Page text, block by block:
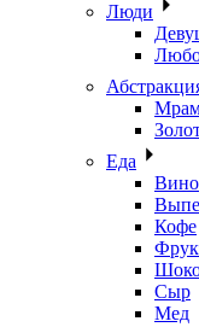
Люди
Еда
Вино
Кофе
Сыр
Мед